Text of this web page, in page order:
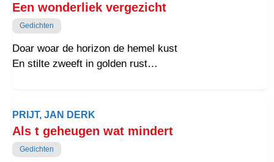
Een wonderliek vergezicht
Gedichten
Doar woar de horizon de hemel kust
En stilte zweeft in golden rust
Een strepe van licht, een glans van blaauw
Een verre wolke, een ainzoame daauw
De verte fluustert zaacht en troag
Een dreum dei op t enne loagt
PRIJT, JAN DERK
Als t geheugen wat mindert
Gedichten